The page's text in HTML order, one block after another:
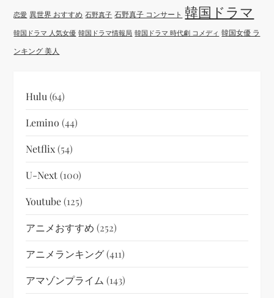
恋愛 異世界 おすすめ 石野真子 石野真子 コンサート 韓国ドラマ
韓国ドラマ 人気女優 韓国ドラマ情報局 韓国ドラマ 時代劇 コメディ 韓国女優 ラ
ンキング 美人
Hulu (64)
Lemino (44)
Netflix(54)
U-Next(100)
Youtube(125)
アニメおすすめ (252)
アニメランキング(411)
アマゾンプライム (143)